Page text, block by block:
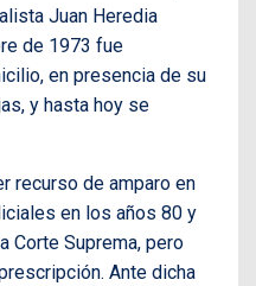
Juan Heredia
de 1973 fue
en presencia de su
y hasta hoy se
recurso de amparo en
en los años 80 y
Corte Suprema, pero
Ante dicha